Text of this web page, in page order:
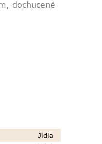
dochucené
Jídla